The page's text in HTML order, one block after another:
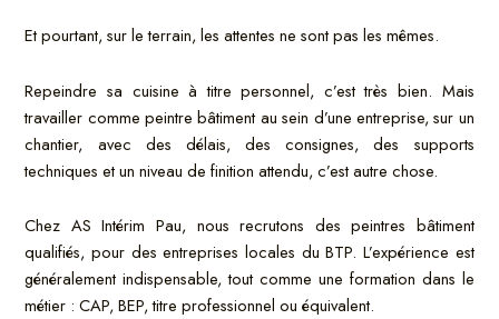
Et pourtant, sur le terrain, les attentes ne sont pas les mêmes.
Repeindre sa cuisine à titre personnel, c’est très bien. Mais
travailler comme peintre bâtiment au sein d’une entreprise, sur un
chantier, avec des délais, des consignes, des supports
techniques et un niveau de finition attendu, c’est autre chose.
Chez AS Intérim Pau, nous recrutons des peintres bâtiment
qualifiés, pour des entreprises locales du BTP. L’expérience est
généralement indispensable, tout comme une formation dans le
métier : CAP, BEP, titre professionnel ou équivalent.